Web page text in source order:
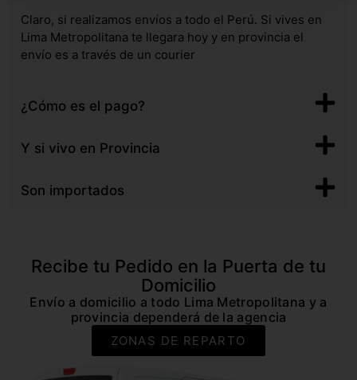
Claro, si realizamos envíos a todo el Perú. Si vives en
Lima Metropolitana te llegara hoy y en provincia el
envío es a través de un courier
¿Cómo es el pago?
Y si vivo en Provincia
Son importados
Recibe tu Pedido en la Puerta de tu
Domicilio
Envío a domicilio a todo Lima Metropolitana y a
provincia dependerá de la agencia
ZONAS DE REPARTO